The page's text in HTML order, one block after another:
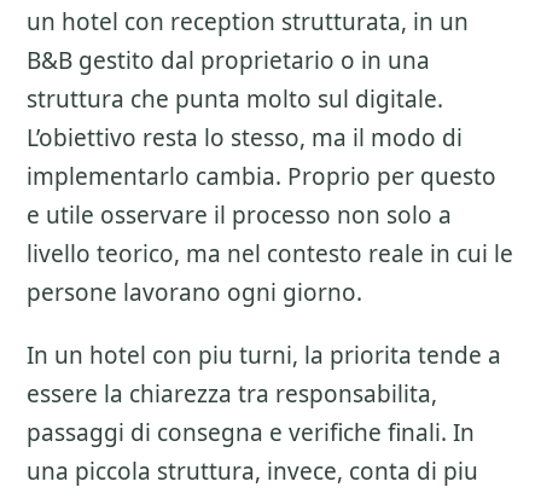
un hotel con reception strutturata, in un
B&B gestito dal proprietario o in una
struttura che punta molto sul digitale.
L’obiettivo resta lo stesso, ma il modo di
implementarlo cambia. Proprio per questo
e utile osservare il processo non solo a
livello teorico, ma nel contesto reale in cui le
persone lavorano ogni giorno.
In un hotel con piu turni, la priorita tende a
essere la chiarezza tra responsabilita,
passaggi di consegna e verifiche finali. In
una piccola struttura, invece, conta di piu